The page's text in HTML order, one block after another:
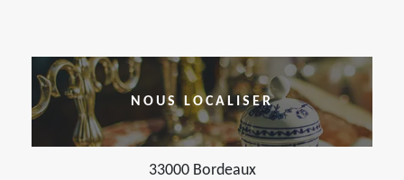
NOUS LOCALISER
33000 Bordeaux